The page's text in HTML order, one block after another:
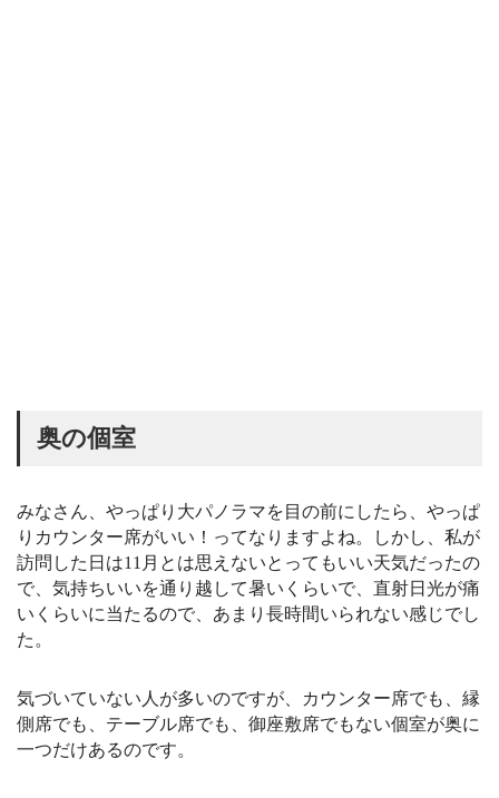
奥の個室
みなさん、やっぱり大パノラマを目の前にしたら、やっぱ
りカウンター席がいい！ってなりますよね。しかし、私が
訪問した日は11月とは思えないとってもいい天気だったの
で、気持ちいいを通り越して暑いくらいで、 直射日光が痛
いくらいに当たるので、あまり長時間いられない感じでし
た。
気づいていない人が多いのですが、カウンター席でも、縁
側席でも、テーブル席でも、御座敷席でもない個室が奥に
一つだけあるのです。